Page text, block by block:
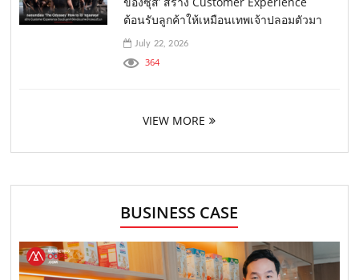
ต้อนรับลูกค้าให้เหมือนเทพเจ้าปลอมตัวมา
July 22, 2026
364
VIEW MORE
BUSINESS CASE